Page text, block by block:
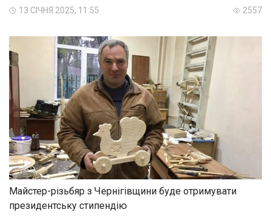
13 СІЧНЯ 2025, 11:55 2557
Майстер-різьбяр з Чернігівщини буде отримувати
президентську стипендію